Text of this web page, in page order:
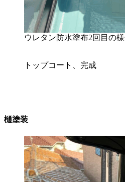
ウレタン防水塗布2回目の
トップコート、完成
樋塗装